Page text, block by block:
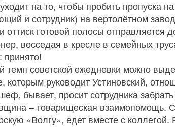
на то, чтобы пробить пропуска
и сотрудник) на вертолётном
оттиск готовой полосы
восседая в кресле в семейных
принято!
темп советской ежедневки можно
которым руководит Устиновский,
бывает, просит сотрудника
– товарищеская взаимопомощь.
«Волгу», едет вместе с